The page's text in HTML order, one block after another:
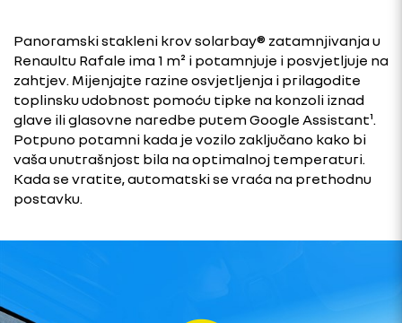
Panoramski stakleni krov solarbay® zatamnjivanja u
Renaultu Rafale ima 1 m² i potamnjuje i posvjetljuje na
zahtjev. Mijenjajte razine osvjetljenja i prilagodite
toplinsku udobnost pomoću tipke na konzoli iznad
glave ili glasovne naredbe putem Google Assistant¹.
Potpuno potamni kada je vozilo zaključano kako bi
vaša unutrašnjost bila na optimalnoj temperaturi.
Kada se vratite, automatski se vraća na prethodnu
postavku.